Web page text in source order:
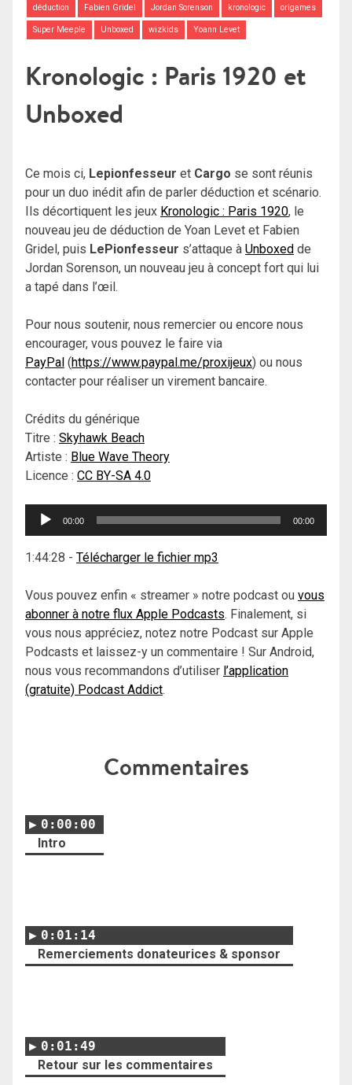
déduction Fabien Gridel Jordan Sorenson kronologic origames
Super Meeple Unboxed wizkids Yoann Levet
Kronologic : Paris 1920 et
Unboxed
Ce mois ci, Lepionfesseur et Cargo se sont réunis
pour un duo inédit afin de parler déduction et scénario.
Ils décortiquent les jeux Kronologic : Paris 1920, le
nouveau jeu de déduction de Yoan Levet et Fabien
Gridel, puis LePionfesseur s’attaque à Unboxed de
Jordan Sorenson, un nouveau jeu à concept fort qui lui
a tapé dans l’œil.
Pour nous soutenir, nous remercier ou encore nous
encourager, vous pouvez le faire via
PayPal (https://www.paypal.me/proxijeux) ou nous
contacter pour réaliser un virement bancaire.
Crédits du générique
Titre : Skyhawk Beach
Artiste : Blue Wave Theory
Licence : CC BY-SA 4.0
Lecteur
00:00 00:00
1:44:28 - Télécharger le fichier mp3
Vous pouvez enfin « streamer » notre podcast ou vous
abonner à notre flux Apple Podcasts. Finalement, si
vous nous appréciez, notez notre Podcast sur Apple
Podcasts et laissez-y un commentaire ! Sur Android,
nous vous recommandons d’utiliser l’application
(gratuite) Podcast Addict.
Commentaires
0:00:00
Intro
0:01:14
Remerciements donateurices & sponsor
0:01:49
Retour sur les commentaires